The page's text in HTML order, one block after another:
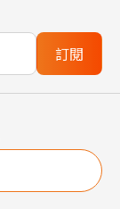
訂閱